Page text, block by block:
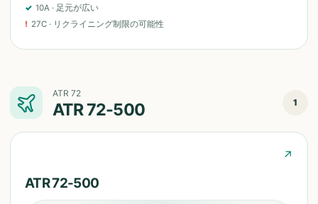
✓ 10A · 足元が広い
! 27C · リクライニング制限の可能性
ATR 72
ATR 72-500 1
↗
ATR 72-500